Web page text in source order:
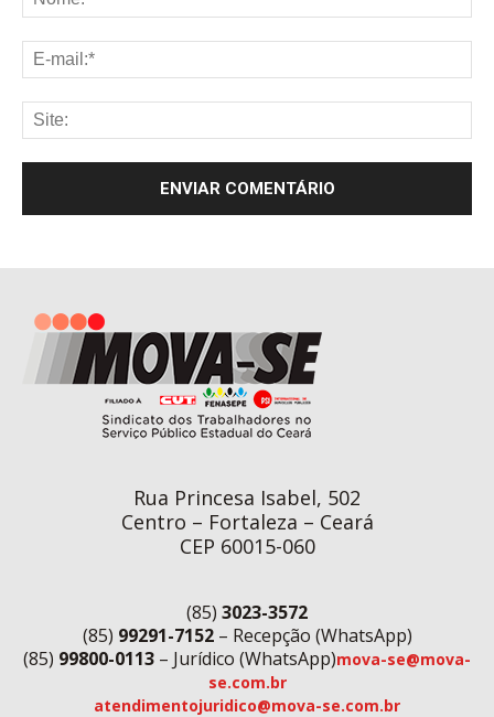
Rua Princesa Isabel, 502
Centro – Fortaleza – Ceará
CEP 60015-060
(85) 3023-3572
(85) 99291-7152– Recepção (WhatsApp)
(85) 99800-0113 – Jurídico (WhatsApp)mova-se@mova-
se.com.br
atendimentojuridico@mova-se.com.br